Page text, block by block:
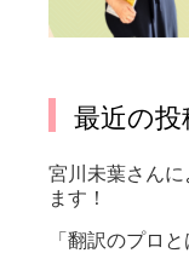
最近の投
宮川未葉さんに
ます！
「翻訳のプロ